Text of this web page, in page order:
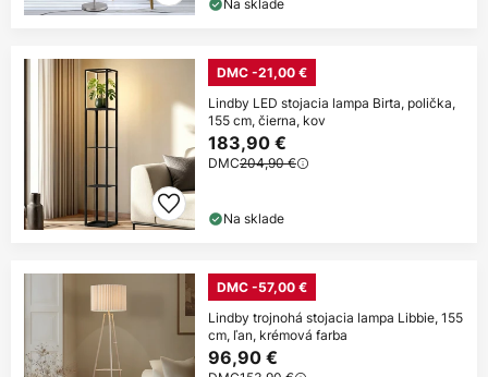
Na sklade
DMC -21,00 €
Lindby LED stojacia lampa Birta, polička,
155 cm, čierna, kov
183,90 €
DMC204,90 €
Na sklade
DMC -57,00 €
Lindby trojnohá stojacia lampa Libbie, 155
cm, ľan, krémová farba
96,90 €